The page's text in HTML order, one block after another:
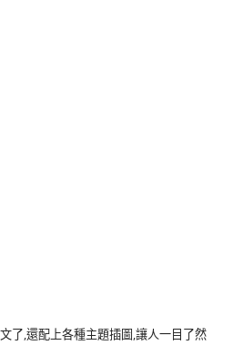
了,還配上各種主題插圖,讓人一目了然